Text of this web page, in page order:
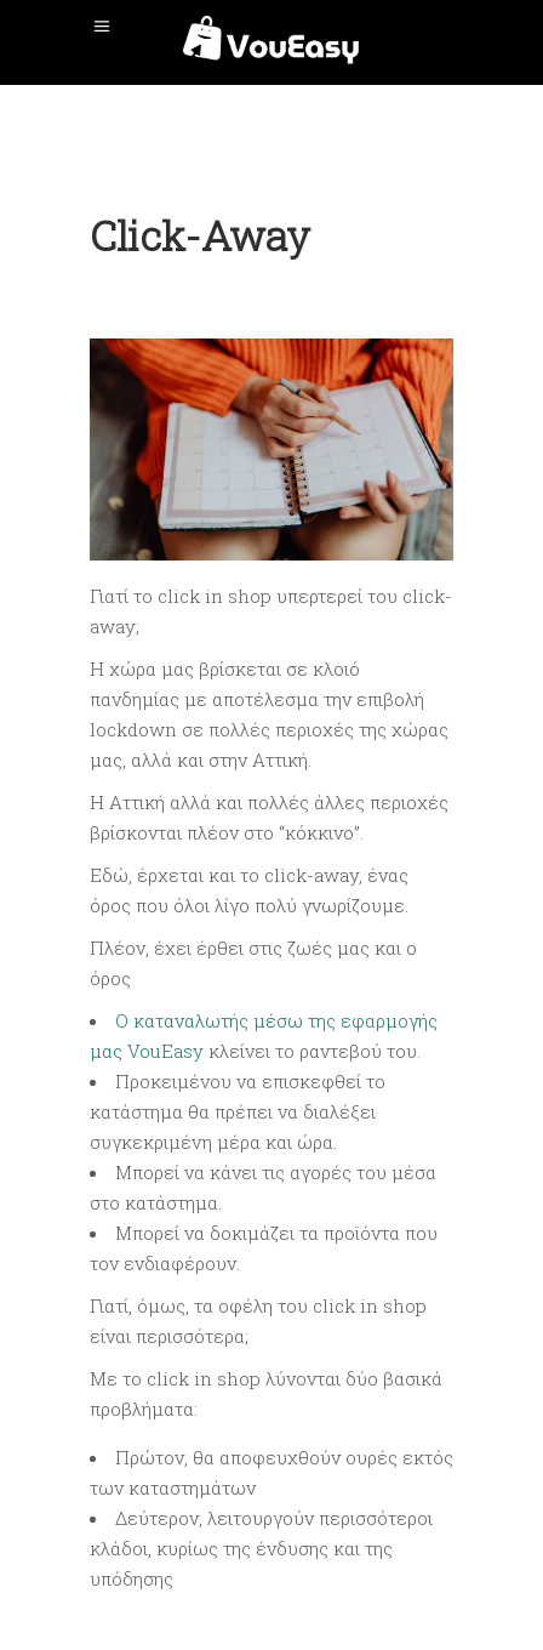
Click-Away
Γιατί το click in shop υπερτερεί του click-
away;
Η χώρα μας βρίσκεται σε κλοιό
πανδημίας με αποτέλεσμα την επιβολή
lockdown σε πολλές περιοχές της χώρας
μας, αλλά και στην Αττική.
Η Αττική αλλά και πολλές άλλες περιοχές
βρίσκονται πλέον στο “κόκκινο”.
Εδώ, έρχεται και το click-away, ένας
όρος που όλοι λίγο πολύ γνωρίζουμε.
Πλέον, έχει έρθει στις ζωές μας και ο
όρος
Ο καταναλωτής μέσω της εφαρμογής
μας VouEasy κλείνει το ραντεβού του.
Προκειμένου να επισκεφθεί το
κατάστημα θα πρέπει να διαλέξει
συγκεκριμένη μέρα και ώρα.
Μπορεί να κάνει τις αγορές του μέσα
στο κατάστημα.
Μπορεί να δοκιμάζει τα προϊόντα που
τον ενδιαφέρουν.
Γιατί, όμως, τα οφέλη του click in shop
είναι περισσότερα;
Με τo click in shop λύνονται δύο βασικά
προβλήματα:
Πρώτον, θα αποφευχθούν ουρές εκτός
των καταστημάτων
Δεύτερον, λειτουργούν περισσότεροι
κλάδοι, κυρίως της ένδυσης και της
υπόδησης